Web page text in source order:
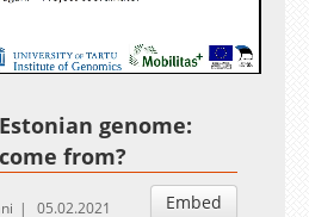
Esituskiirused
Auto
genome:
from?
Embed
05.02.2021